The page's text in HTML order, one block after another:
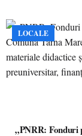
LOCALE
„PNRR: Fonduri